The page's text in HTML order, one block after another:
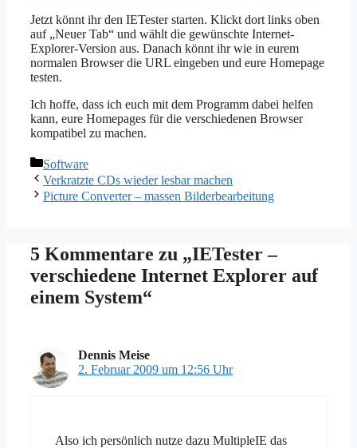
Jetzt könnt ihr den IETester starten. Klickt dort links oben
auf „Neuer Tab“ und wählt die gewünschte Internet-
Explorer-Version aus. Danach könnt ihr wie in eurem
normalen Browser die URL eingeben und eure Homepage
testen.
Ich hoffe, dass ich euch mit dem Programm dabei helfen
kann, eure Homepages für die verschiedenen Browser
kompatibel zu machen.
Kategorien
Software
Verkratzte CDs wieder lesbar machen
Picture Converter – massen Bilderbearbeitung
5 Kommentare zu „IETester –
verschiedene Internet Explorer auf
einem System“
Dennis Meise
2. Februar 2009 um 12:56 Uhr
Also ich persönlich nutze dazu MultipleIE das